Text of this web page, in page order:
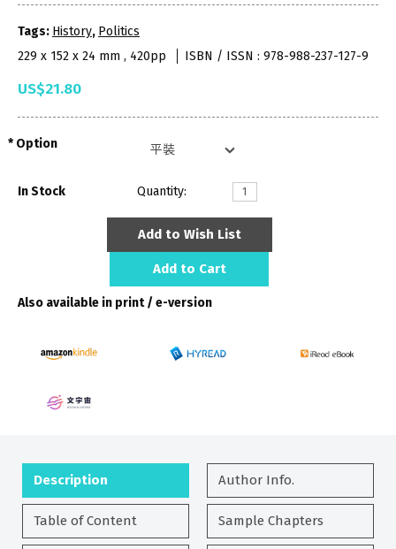
Tags: History, Politics
229 x 152 x 24 mm , 420pp
ISBN / ISSN : 978-988-237-127-9
US$21.80
Option
In Stock Quantity:
Add to Wish List
Add to Cart
Also available in print / e-version
Description Author Info.
Table of Content Sample Chapters